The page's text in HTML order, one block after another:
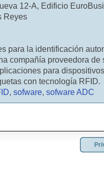
12-A, Edificio
Reyes
para la identificación
compañía proveedora
para
con tecnología RFID.
, sofware, sofware ADC